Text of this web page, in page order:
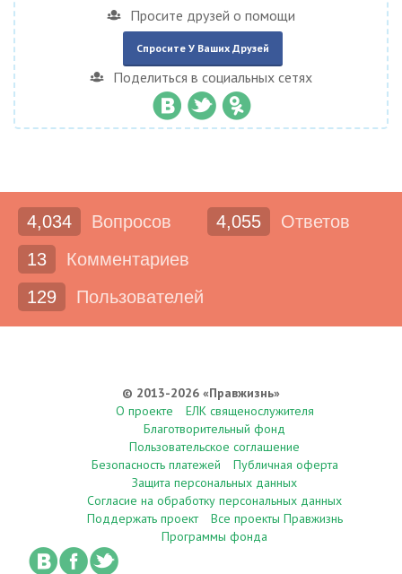
Просите друзей о помощи
Спросите У Ваших Друзей
Поделиться в социальных сетях
4,034 Вопросов 4,055
Ответов
13
Комментариев
129
Пользователей
© 2013-2026 «Правжизнь»
О проекте
ЕЛК священослужителя
Благотворительный фонд
Пользовательское соглашение
Безопасность платежей
Публичная оферта
Защита персональных данных
Согласие на обработку персональных данных
Поддержать проект
Все проекты Правжизнь
Программы фонда